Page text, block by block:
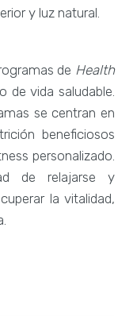
y luz natural.
de Health
de vida saludable.
se centran en
beneficiosos
personalizado.
de relajarse y
la vitalidad,